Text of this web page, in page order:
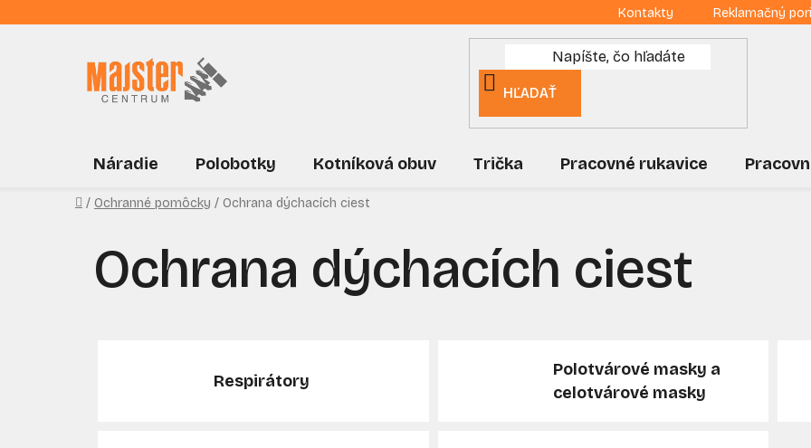
na
Kontakty Reklamačný
HĽADAŤ
Náradie Polobotky Kotníková obuv Trička Pracovné rukavice
Domov
/ Ochranné pomôcky / Ochrana dýchacích ciest
Ochrana dýchacích ciest
Respirátory
Polotvárové masky a
celotvárové masky